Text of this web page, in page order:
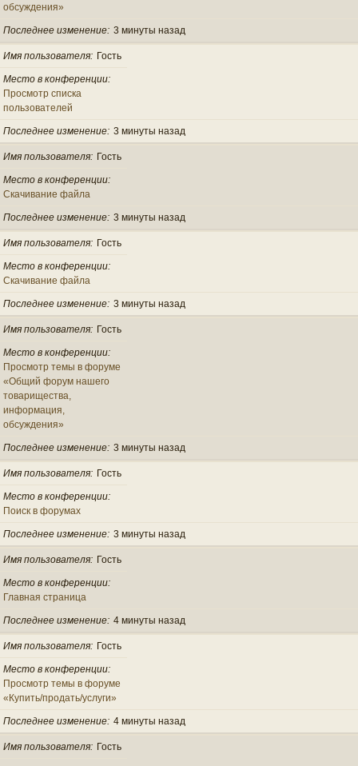
обсуждения»
Последнее изменение 3 минуты назад
Имя пользователя Гость
Место в конференции
Просмотр списка
пользователей
Последнее изменение 3 минуты назад
Имя пользователя Гость
Место в конференции
Скачивание файла
Последнее изменение 3 минуты назад
Имя пользователя Гость
Место в конференции
Скачивание файла
Последнее изменение 3 минуты назад
Имя пользователя Гость
Место в конференции
Просмотр темы в форуме
«Общий форум нашего
товарищества,
информация,
обсуждения»
Последнее изменение 3 минуты назад
Имя пользователя Гость
Место в конференции
Поиск в форумах
Последнее изменение 3 минуты назад
Имя пользователя Гость
Место в конференции
Главная страница
Последнее изменение 4 минуты назад
Имя пользователя Гость
Место в конференции
Просмотр темы в форуме
«Купить/продать/услуги»
Последнее изменение 4 минуты назад
Имя пользователя Гость